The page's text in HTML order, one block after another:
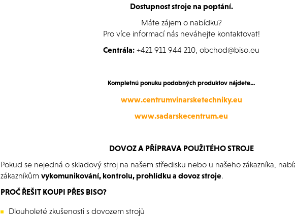
Dostupnost stroje na poptání.
Máte zájem o nabídku?
Pro více informací nás neváhejte kontaktovat!
Centrála: +421 911 944 210, obchod@biso.eu
Kompletnú ponuku podobných produktov nájdete...
www.centrumvinarsketechniky.eu
www.sadarskecentrum.eu
DOVOZ A PŘÍPRAVA POUŽITÉHO STROJE
Pokud se nejedná o skladový stroj na našem středisku nebo u našeho zákazníka,
zákazníkům vykomunikování, kontrolu, prohlídku a dovoz stroje.
PROČ ŘEŠIT KOUPI PŘES BISO?
Dlouholeté zkušenosti s dovozem strojů